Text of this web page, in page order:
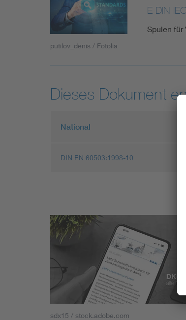
putilov_denis / Fotolia
E DIN
Spulen für
Dieses Dokument
National
DIN EN 60503:1998-10
sdx15 / stock.adobe.com